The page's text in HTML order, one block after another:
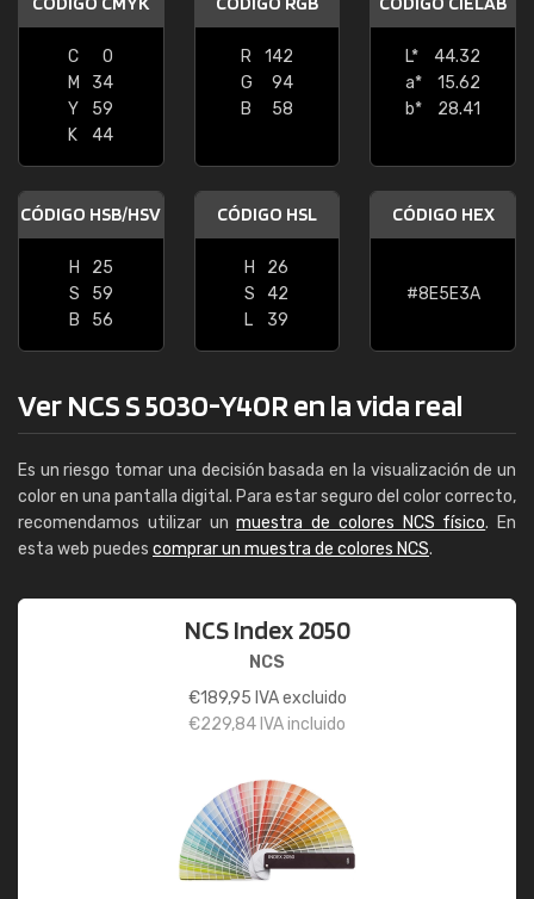
C
0
M
34
Y
59
K
44
R
142
G
94
B
58
L*
44.32
a*
15.62
b*
28.41
CÓDIGO HSB/HSV
H
25
S
59
B
56
CÓDIGO HSL
H
26
S
42
L
39
CÓDIGO HEX
#8E5E3A
Ver NCS S 5030-Y40R en la vida real
Es un riesgo tomar una decisión basada en la visualización de un
color en una pantalla digital. Para estar seguro del color correcto,
recomendamos utilizar unmuestra de colores NCS físico. En
esta web puedes comprar un muestra de colores NCS.
NCS Index 2050
NCS
€189,95 IVA excluido
€229,84 IVA incluido